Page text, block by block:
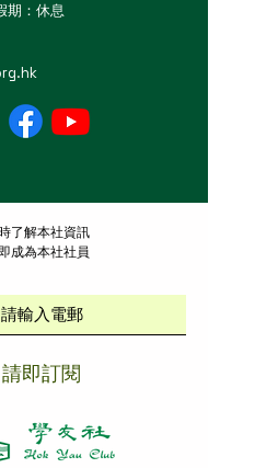
期：休息
了解本社資訊
成為本社社員
請即訂閱